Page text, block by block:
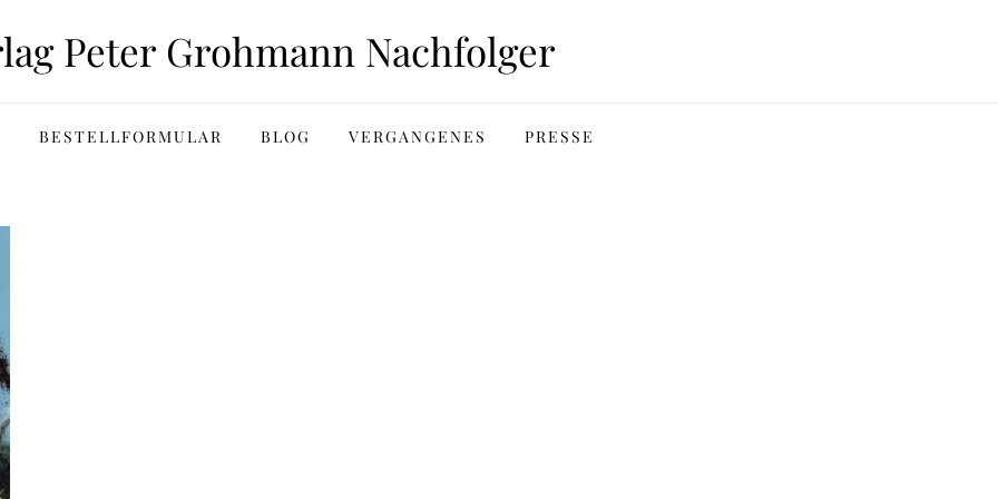
Peter Grohmann Nachfolger
BESTELLFORMULAR BLOG VERGANGENES PRESSE